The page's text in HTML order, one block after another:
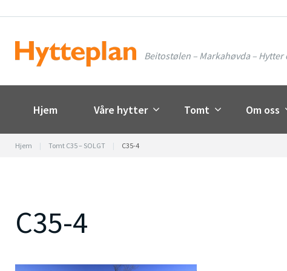
Beitostølen – Markahøvda –
Hjem Våre hytter Tomt Om oss
Hjem | Tomt C35 – SOLGT | C35-4
C35-4